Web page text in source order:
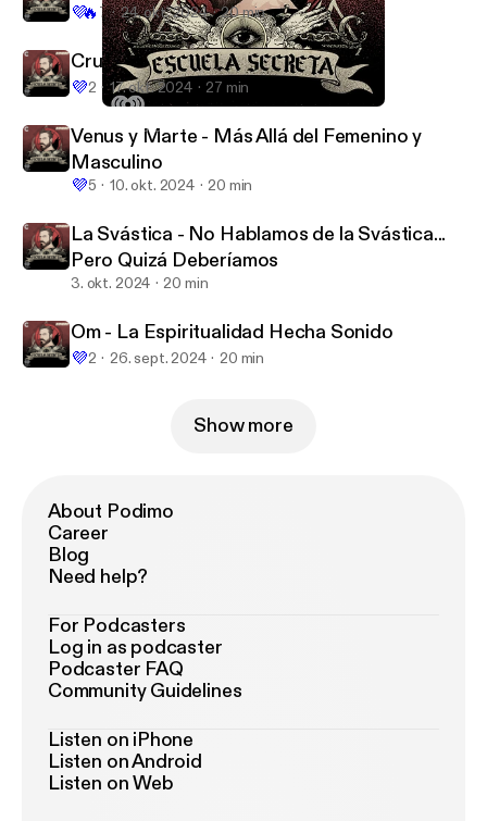
Escuela Secreta
💜🔥 7 24. okt. 2024 20 min
Cruces - Tortura y Salvación
💜2 17. okt. 2024 27 min
Venus y Marte - Más Allá del Femenino y
Masculino
💜5 10. okt. 2024 20 min
La Svástica - No Hablamos de la Svástica...
Pero Quizá Deberíamos
3. okt. 2024 20 min
Om - La Espiritualidad Hecha Sonido
💜2 26. sept. 2024 20 min
Show more
About Podimo
Career
Blog
Need help?
For Podcasters
Log in as podcaster
Podcaster FAQ
Community Guidelines
Listen on iPhone
Listen on Android
Listen on Web